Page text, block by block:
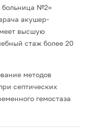
больница №2»
акушер-
высшую
стаж более 20
методов
септических
гемостаза